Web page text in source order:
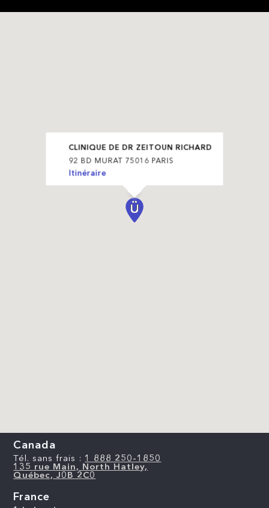
CLINIQUE DE DR ZEITOUN RICHARD
92 BD MURAT 75016 PARIS
Itinéraire
Canada
Tél. sans frais : 1 888 250-1850
135 rue Main, North Hatley,
Québec, J0B 2C0
France